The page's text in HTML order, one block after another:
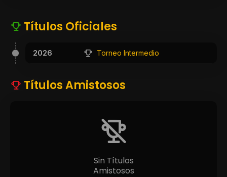
Títulos Oficiales
2026 Torneo Intermedio
Títulos Amistosos
Sin Títulos
Amistosos